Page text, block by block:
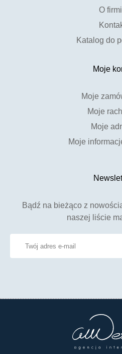
O
Katalog do
Moje
Moje
Moje
Moje
Moje
Bądź na bieżąco z
naszej liście